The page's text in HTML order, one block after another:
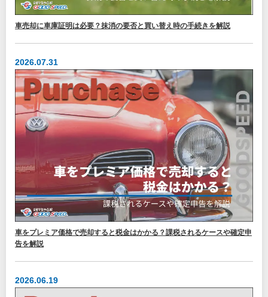
車売却に車庫証明は必要？抹消の要否と買い替え時の手続きを解説
2026.07.31
車をプレミア価格で売却すると税金はかかる？課税されるケースや確定申
告を解説
2026.06.19